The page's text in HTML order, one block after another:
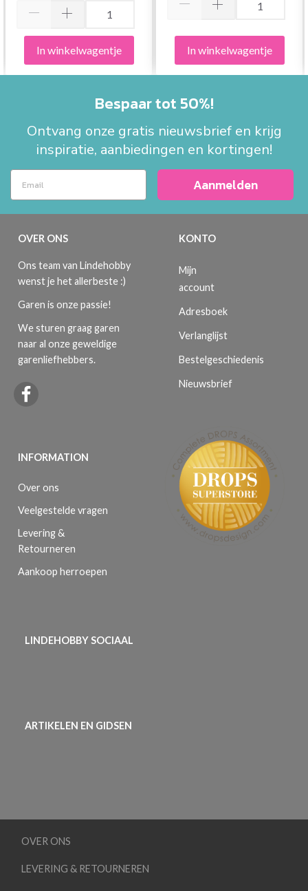
In winkelwagentje In winkelwagentje
Bespaar tot 50%!
Ontvang onze gratis nieuwsbrief en krijg
inspiratie, aanbiedingen en kortingen!
Aanmelden
OVER ONS
Ons team van Lindehobby
wenst je het allerbeste :)
Garen is onze passie!
We sturen graag garen
naar al onze geweldige
garenliefhebbers.
INFORMATION
Over ons
Veelgestelde vragen
Levering &
Retourneren
Aankoop herroepen
KONTO
Mijn
account
Adresboek
Verlanglijst
Bestelgeschiedenis
Nieuwsbrief
LINDEHOBBY SOCIAAL
ARTIKELEN EN GIDSEN
OVER ONS
LEVERING & RETOURNEREN